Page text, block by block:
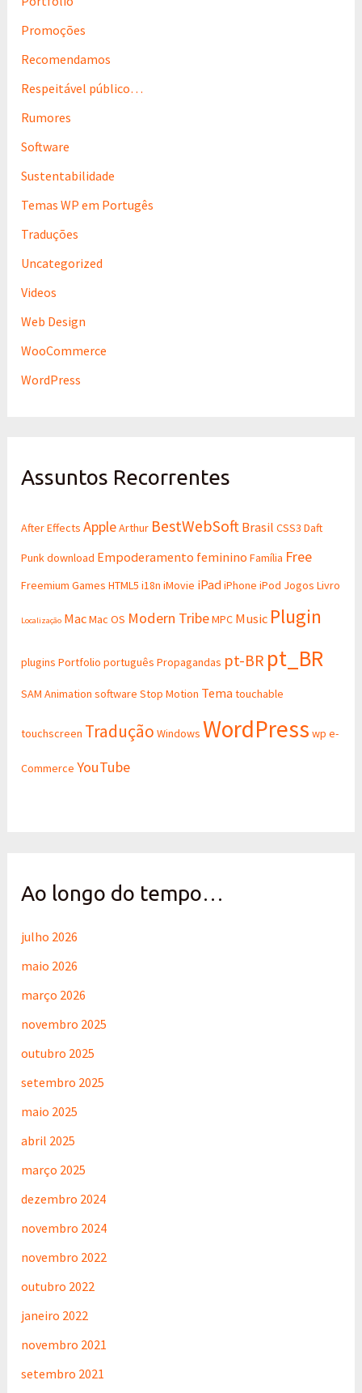
Promoções
Recomendamos
Respeitável público…
Rumores
Software
Sustentabilidade
Temas WP em Portugês
Traduções
Uncategorized
Videos
Web Design
WooCommerce
WordPress
Assuntos Recorrentes
After Effects AppleArthur BestWebSoft Brasil CSS3 Daft
Punkdownload Empoderamento feminino Família Free
Freemium Games HTML5 i18n iMovie iPad iPhone iPod Jogos Livro
Localização MacMac OS Modern TribeMPC Music Plugin
plugins Portfolio português Propagandas pt-BR pt_BR
SAM Animation software Stop Motion Tema touchable
touchscreen Tradução Windows WordPress wp e-
Commerce YouTube
Ao longo do tempo…
julho 2026
maio 2026
março 2026
novembro 2025
outubro 2025
setembro 2025
maio 2025
abril 2025
março 2025
dezembro 2024
novembro 2024
novembro 2022
outubro 2022
janeiro 2022
novembro 2021
setembro 2021